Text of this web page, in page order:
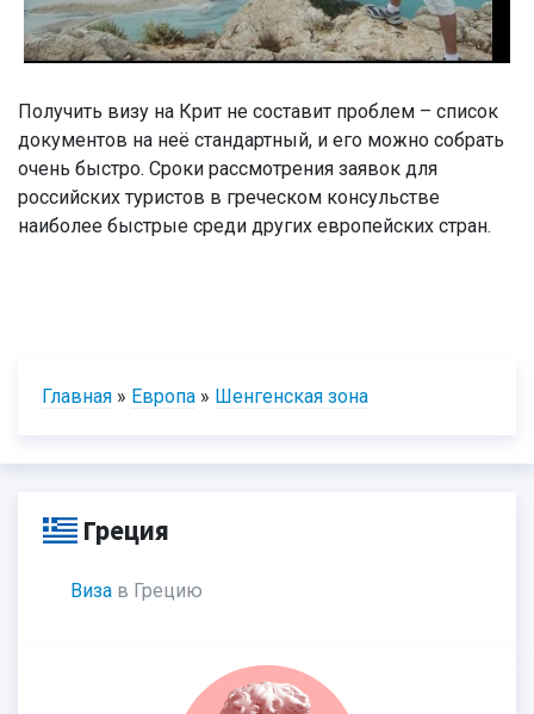
Получить визу на Крит не составит проблем – список
документов на неё стандартный, и его можно собрать
очень быстро. Сроки рассмотрения заявок для
российских туристов в греческом консульстве
наиболее быстрые среди других европейских стран.
Главная » Европа » Шенгенская зона
Греция
Виза в Грецию